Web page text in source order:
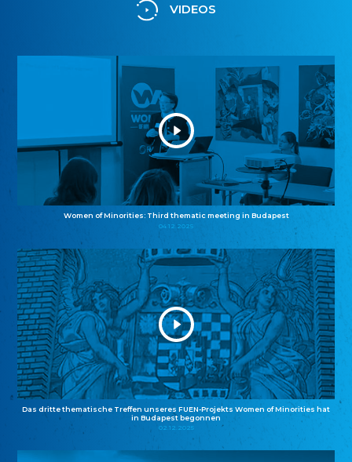
VIDEOS
Women of Minorities: Third thematic meeting in Budapest
04.12.2025
Das dritte thematische Treffen unseres FUEN-Projekts Women of Minorities hat
in Budapest begonnen
02.12.2025